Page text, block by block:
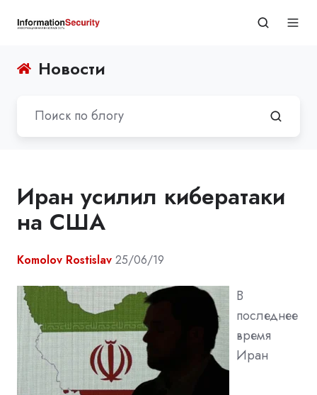
Новости
Иран усилил кибератаки
на США
Komolov Rostislav 25/06/19
В
последнее
время
Иран